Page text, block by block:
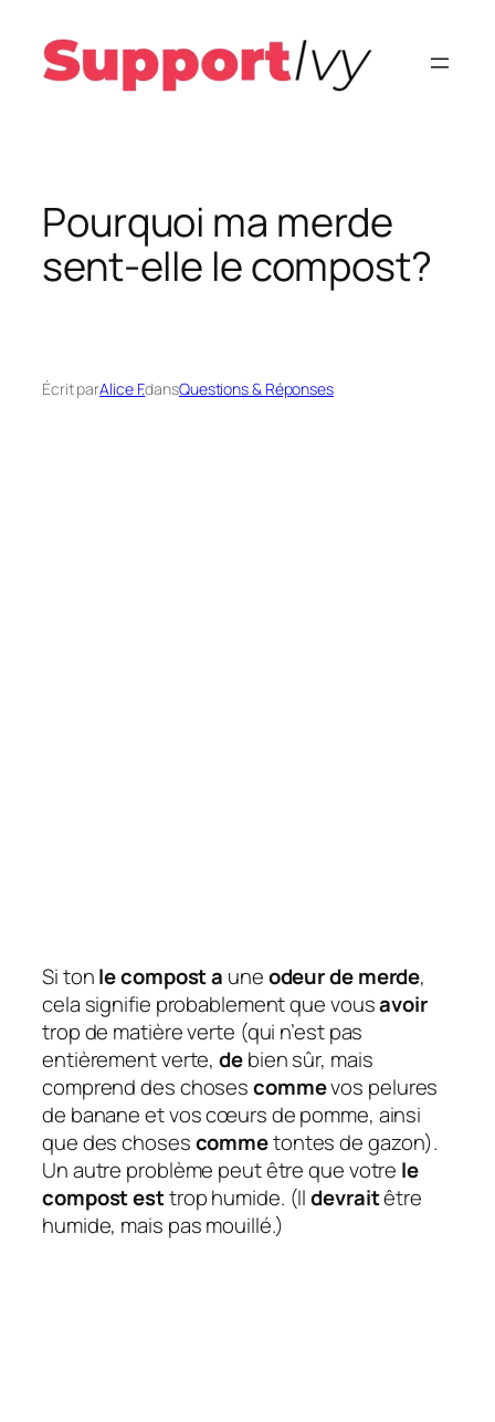
contenu
Pourquoi ma merde
sent-elle le compost?
Écrit parAlice F.dansQuestions & Réponses
Si tonle compost a uneodeur de merde,
cela signifie probablement que vousavoir
trop de matière verte (qui n’est pas
entièrement verte,debien sûr, mais
comprend des chosescommevos pelures
de banane et vos cœurs de pomme, ainsi
que des chosescommetontes de gazon).
Un autre problème peut être que votre le
compost esttrop humide. (Ildevraitêtre
humide, mais pas mouillé.)